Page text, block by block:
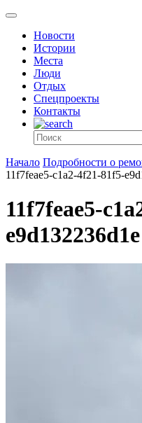
Новости
Истории
Места
Люди
Отдых
Спецпроекты
Контакты
Начало Подробности о
11f7feae5-c1a2-4f21-81f5-
11f7feae5-
e9d132236d1e